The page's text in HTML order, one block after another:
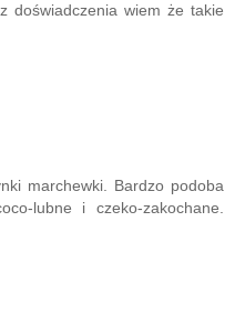
doświadczenia wiem że takie
marchewki. Bardzo podoba
lubne i czeko-zakochane.